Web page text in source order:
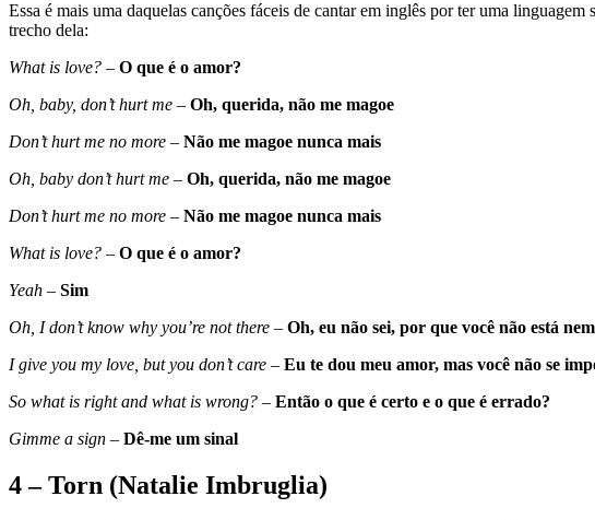
Essa é mais uma daquelas canções fáceis de cantar em inglês por ter uma
trecho dela:
What is love? – O que é o amor?
Oh, baby, don’t hurt me – Oh, querida, não me magoe
Don’t hurt me no more – Não me magoe nunca mais
Oh, baby don’t hurt me – Oh, querida, não me magoe
Don’t hurt me no more – Não me magoe nunca mais
What is love? – O que é o amor?
Yeah – Sim
Oh, I don’t know why you’re not there – Oh, eu não sei, por que você não está
I give you my love, but you don’t care – Eu te dou meu amor, mas você não se
So what is right and what is wrong? – Então o que é certo e o que é errado?
Gimme a sign – Dê-me um sinal
4 – Torn (Natalie Imbruglia)